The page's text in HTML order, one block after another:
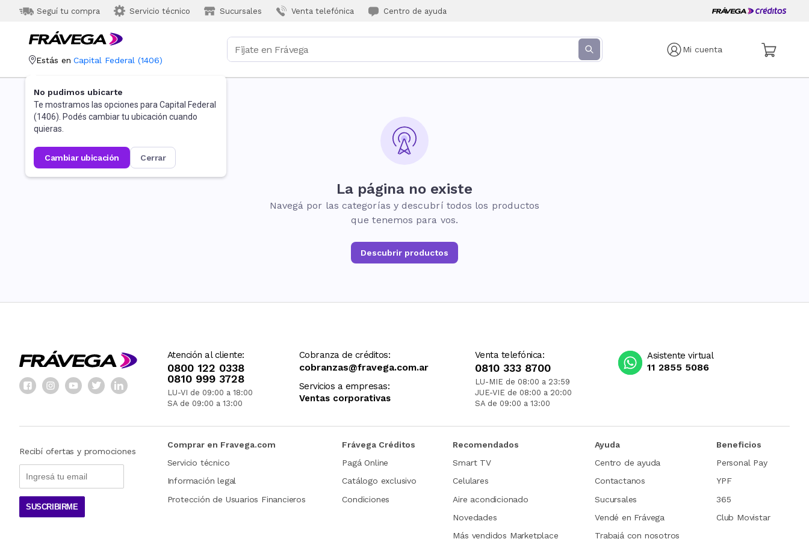
Seguí tu compra Servicio técnico Sucursales Venta telefónica Centro de ayuda
Mi cuenta
Estás en Capital Federal (1406)
No pudimos ubicarte
Te mostramos las opciones para Capital Federal
(1406). Podés cambiar tu ubicación cuando
quieras.
cambiar ubicación cerrar
La página no existe
Navegá por las categorías y descubrí todos los productos
que tenemos para vos.
Descubrir productos
Atención al cliente:
0800 122 0338
0810 999 3728
LU-VI de 09:00 a 18:00
SA de 09:00 a 13:00
Cobranza de créditos:
cobranzas@fravega.com.ar
Servicios a empresas:
Ventas corporativas
Venta telefónica:
0810 333 8700
LU-MIE de 08:00 a 23:59
JUE-VIE de 08:00 a 20:00
SA de 09:00 a 13:00
Asistente virtual
11 2855 5086
Recibí ofertas y promociones
SUSCRIBIRME
Comprar en Fravega.com
Servicio técnico
Información legal
Protección de Usuarios Financieros
Frávega Créditos
Pagá Online
Catálogo exclusivo
Condiciones
Recomendados
Smart TV
Celulares
Aire acondicionado
Novedades
Más vendidos Marketplace
Ayuda
Centro de ayuda
Contactanos
Sucursales
Vendé en Frávega
Trabajá con nosotros
Beneficios
Personal Pay
YPF
365
Club Movistar